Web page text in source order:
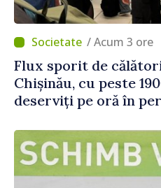
/ Acum 3 ore
Flux sporit de
Chișinău, cu peste
deserviți pe oră în